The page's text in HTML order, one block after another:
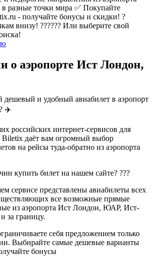
разные точки мира ✅ Покупайте
- получайте бонусы и скидки! ?
внизу! ?????? Или выберите свой
о аэропорте Ист Лондон,
дешевый и удобный авиабилет в аэропорт
✈️
российских интернет-сервисов для
Biletix даёт вам огромный выбор
на рейсы туда-обратно из аэропорта
купить билет на нашем сайте? ???
сервисе представлены авиабилеты всех
все возможные прямые
из аэропорта Ист Лондон, ЮАР, Ист-
за границу.
себя предложением только
Выбирайте самые дешевые варианты
бонусы